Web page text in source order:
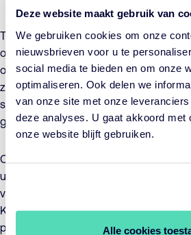
Deze website maakt gebruik van
We gebruiken cookies om onze
nieuwsbrieven voor u te
social media te bieden en om onze
optimaliseren. Ook delen we
van onze site met onze
deze analyses. U gaat akkoord met
onze website blijft gebruiken.
Alle cookies
Tegen de stroom en de tijdgeest in
oprichter vasthouden aan het
onvoorspelbaar is en dat
zijn op het vermogen om je snel aan
scenario’s. Dit gedachtegoed is
geworden.
Cardano is onder leiding van Theo
uitgegroeid tot een onderneming met
verspreid over drie kantoren in
Koninkrijk. De organisatie beschermt
pensioenfondsen en verzekeraars ruim